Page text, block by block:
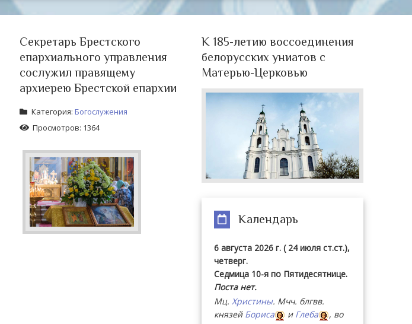
Секретарь Брестского
епархиального управления
сослужил правящему
архиерею Брестской епархии
Категория: Богослужения
Просмотров: 1364
К 185-летию воссоединения
белорусских униатов с
Матерью-Церковью
Календарь
6 августа 2026 г. ( 24 июля ст.ст.),
четверг.
Седмица 10-я по Пятидесятнице.
Поста нет.
Мц.Христины. Мчч. блгвв.
князей Бориса и Глеба
, во